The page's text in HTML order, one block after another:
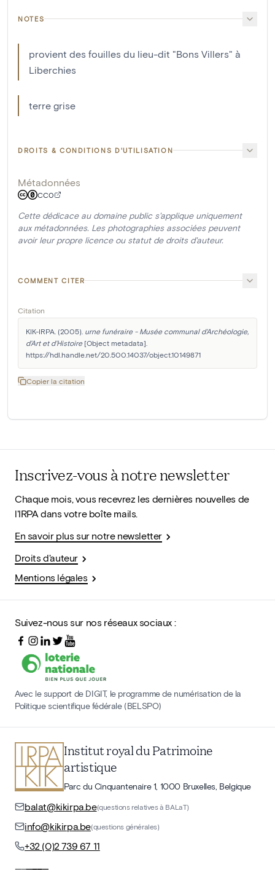
NOTES
provient des fouilles du lieu-dit "Bons Villers" à
Liberchies
terre grise
DROITS & CONDITIONS D'UTILISATION
Métadonnées
CC0
Cette dédicace au domaine public s'applique uniquement
aux métadonnées. Les photographies associées peuvent
avoir leur propre licence ou statut de droits d'auteur.
COMMENT CITER
Citation
KIK-IRPA. (2005). urne funéraire - Musée communal d'Archéologie,
d'Art et d'Histoire [Object metadata].
https://hdl.handle.net/20.500.14037/object.10149871
Copier la citation
Inscrivez-vous à notre newsletter
Chaque mois, vous recevrez les dernières nouvelles de
l'IRPA dans votre boîte mails.
En savoir plus sur notre newsletter
Droits d'auteur
Mentions légales
Suivez-nous sur nos réseaux sociaux :
Avec le support de DIGIT, le programme de numérisation de la
Politique scientifique fédérale (BELSPO)
Institut royal du Patrimoine
artistique
Parc du Cinquantenaire 1, 1000 Bruxelles, Belgique
balat@kikirpa.be(questions relatives à BALaT)
info@kikirpa.be(questions générales)
+32 (0)2 739 67 11